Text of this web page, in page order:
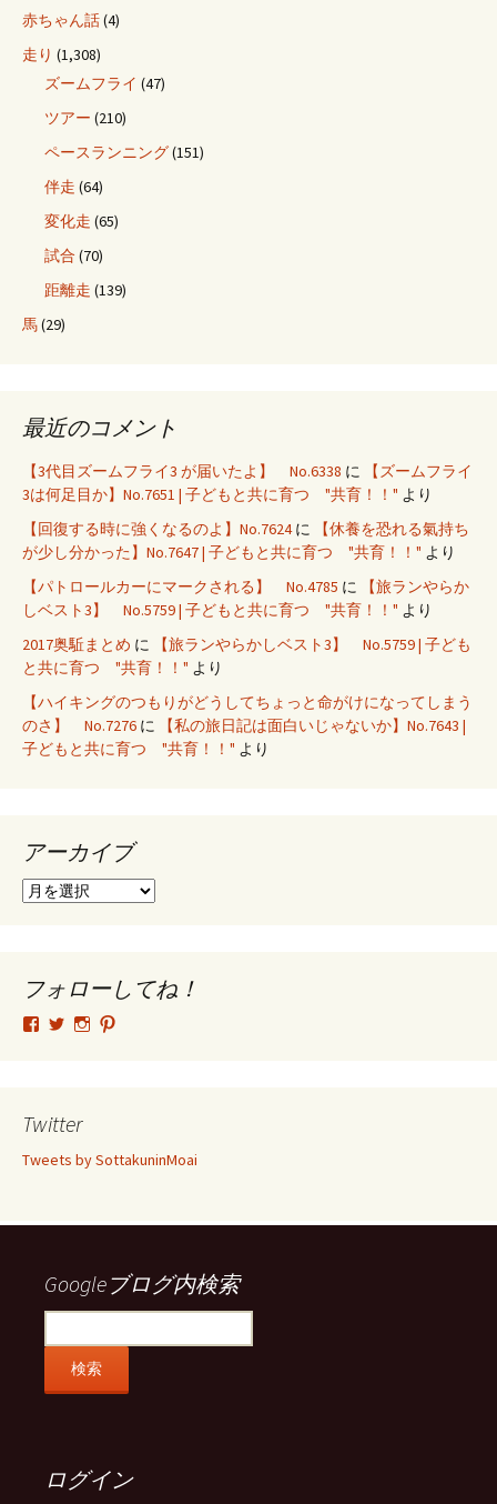
赤ちゃん話(4)
走り (1,308)
ズームフライ (47)
ツアー (210)
ペースランニング(151)
伴走 (64)
変化走 (65)
試合 (70)
距離走 (139)
馬(29)
最近のコメント
【3代目ズームフライ3 が届いたよ】 No.6338 に
【ズームフライ
3は何足目か】No.7651 | 子どもと共に育つ "共育！！" より
【回復する時に強くなるのよ】No.7624に
【休養を恐れる氣持ち
が少し分かった】No.7647 | 子どもと共に育つ "共育！！" より
【パトロールカーにマークされる】 No.4785 に
【旅ランやらか
しベスト3】 No.5759 | 子どもと共に育つ "共育！！" より
2017奥駈まとめ に
【旅ランやらかしベスト3】 No.5759 | 子ども
と共に育つ "共育！！" より
【ハイキングのつもりがどうしてちょっと命がけになってしまう
のさ】 No.7276 に
【私の旅日記は面白いじゃないか】No.7643 |
子どもと共に育つ "共育！！" より
アーカイブ
ア
ブ
フォローしてね！
tsutomu.hattori.33
フ
ー
SottakuninMoai
フ
ー
tsutomu.hattori.33
ー ー
示
Twitter
Tweets by SottakuninMoai
Googleブログ内検索
ログイン